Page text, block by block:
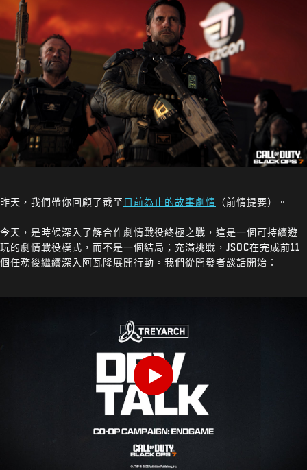
昨天，我們帶你回顧了截至 目前為止的故事劇情 （前情提要）。
今天，是時候深入了解合作劇情戰役終極之戰，這是一個可持續遊
玩的劇情戰役模式，而不是一個結局；充滿挑戰，JSOC在完成前11
個任務後繼續深入阿瓦隆展開行動。我們從開發者談話開始：
Play